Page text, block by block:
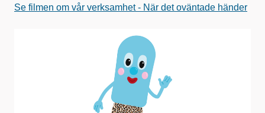
Se filmen om vår verksamhet - När det oväntade händer